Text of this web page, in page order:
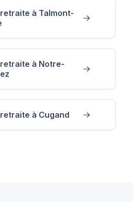
à Talmont-
à Notre-
à Cugand